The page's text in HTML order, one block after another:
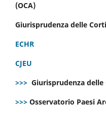
(OCA)
Giurisprudenza delle
ECHR
CJEU
>>> Giurisprudenza
>>> Osservatorio Paesi